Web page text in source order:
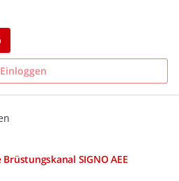
Einloggen
SIGNO AEE